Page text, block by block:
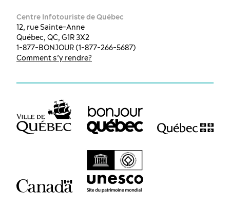
Centre Infotouriste de Québec
12, rue Sainte-Anne
Québec, QC, G1R 3X2
1-877-BONJOUR (1-877-266-5687)
Comment s’y rendre?